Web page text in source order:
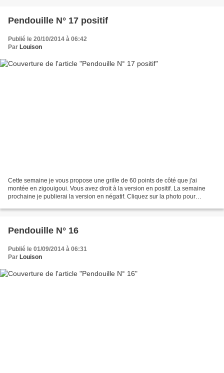
Pendouille N° 17 positif
Publié le 20/10/2014 à 06:42
Par Louison
Cette semaine je vous propose une grille de 60 points de côté que j'ai
montée en zigouigoui. Vous avez droit à la version en positif. La semaine
prochaine je publierai la version en négatif. Cliquez sur la photo pour
Pendouille N° 16
Publié le 01/09/2014 à 06:31
Par Louison